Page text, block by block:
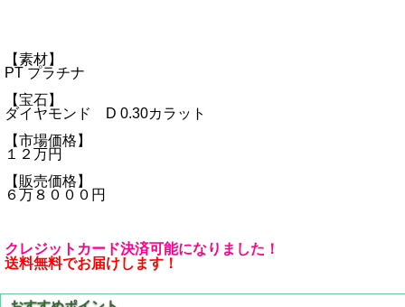
【素材】
PT プラチナ
【宝石】
ダイヤモンド D 0.30カラット
【市場価格】
１２万円
【販売価格】
６万８０００円
クレジットカード決済可能になりました！
送料無料でお届けします！